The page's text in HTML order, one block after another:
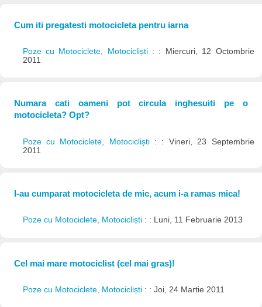
Cum iti pregatesti motocicleta pentru iarna
Poze cu Motociclete, Motocicliști : : Miercuri, 12 Octombrie
2011
Numara cati oameni pot circula inghesuiti pe o
motocicleta? Opt?
Poze cu Motociclete, Motocicliști : : Vineri, 23 Septembrie
2011
I-au cumparat motocicleta de mic, acum i-a ramas mica!
Poze cu Motociclete, Motocicliști : : Luni, 11 Februarie 2013
Cel mai mare motociclist (cel mai gras)!
Poze cu Motociclete, Motocicliști : : Joi, 24 Martie 2011